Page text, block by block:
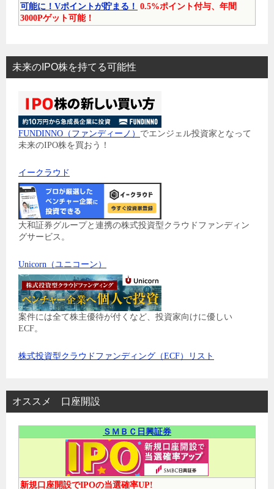
可能に！Vポイントが貯まる！ 0.5%ポイント付与、年間
3000Pゲット可能！
未来のIPO株を持てる可能性
FUNDINNO（ファンディーノ） でエンジェル投資家となって
未来のIPO株を買おう！
イークラウド
大和証券グループと連携の株式投資型クラウドファンディン
グサービス。
Unicorn（ユニコーン）
案件には全て株主優待が付くなど、投資家向けに優しい
ECF。
株式投資型クラウドファンディング（ECF）リスト
オススメ 口座開設
ＳＭＢＣ日興証券
新規口座開設でIPOの当選確率UP!